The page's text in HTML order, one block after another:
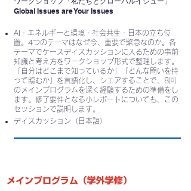
Global Issues are Your Issues
AI・エネルギーと環境・社会共生・日本の立ち位
置。4つのテーマはなぜ今、重要で緊急なのか。各
テーマでケースディスカッションに入るための事前
知識と考え方をワークショップ形式で整理します。
「自分はどこまで知っているか」「どんな問いを持
って臨むか」を言語化し、シェアすることで、8回
のメインプログラムを深く経験するための準備をし
ます。修了要件となる小レポートについても、この
セッションで説明します。
ディスカッション（日本語）
メインプログラム（学外学修）